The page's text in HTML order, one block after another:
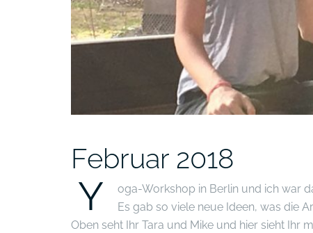
Februar 2018
Y
oga-Workshop in Berlin und ich war
Es gab so viele neue Ideen, was die
Oben seht Ihr Tara und Mike und hier sieht Ihr